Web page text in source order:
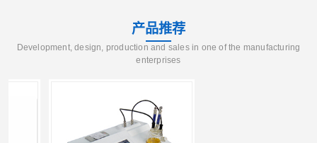
产品推荐
Development, design, production and sales in one of the manufacturing
enterprises